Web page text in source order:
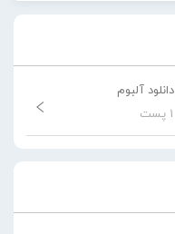
دانلود آلبوم
1 پست